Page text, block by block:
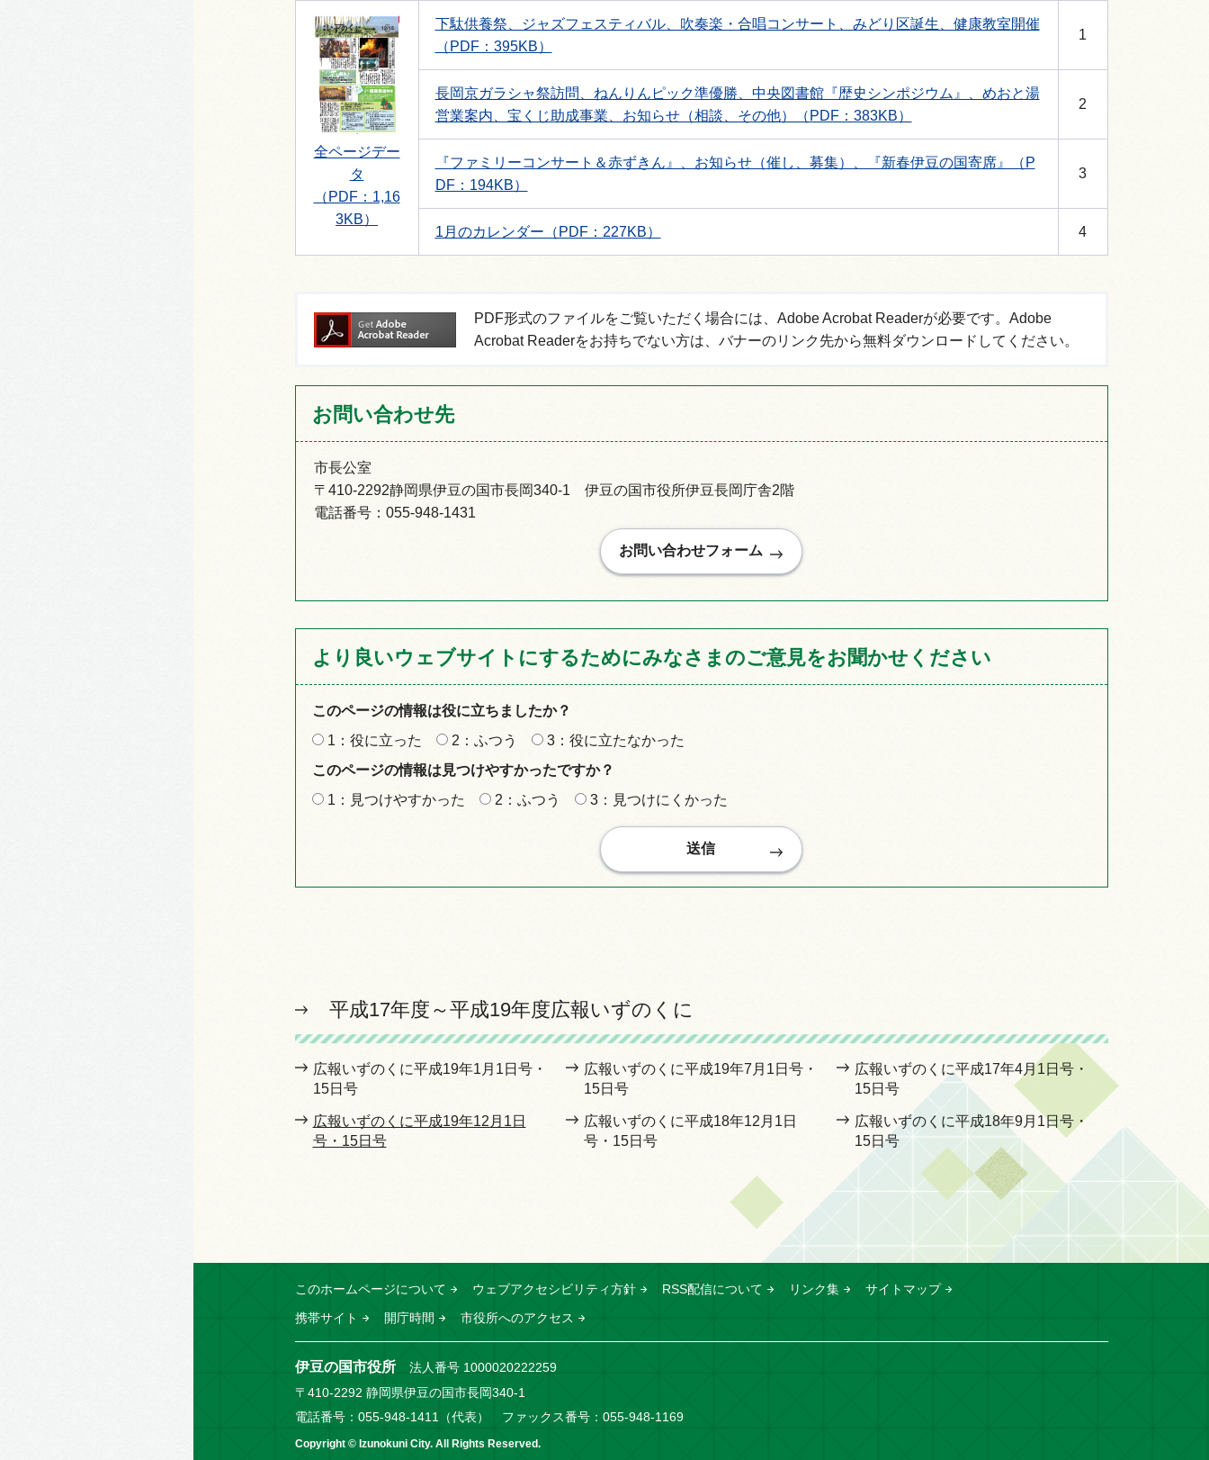
全ページデー
タ
（PDF：1,16
3KB）
下駄供養祭、ジャズフェスティバル、吹奏楽・合唱コンサート、みどり区誕生、健康教室開催
（PDF：395KB）
1
長岡京ガラシャ祭訪問、ねんりんピック準優勝、中央図書館『歴史シンポジウム』、めおと湯
営業案内、宝くじ助成事業、お知らせ（相談、その他）（PDF：383KB）
2
『ファミリーコンサート＆赤ずきん』、お知らせ（催し、募集）、『新春伊豆の国寄席』（P
DF：194KB）
3
1月のカレンダー（PDF：227KB） 4
PDF形式のファイルをご覧いただく場合には、Adobe Acrobat Readerが必要です。Adobe
Acrobat Readerをお持ちでない方は、バナーのリンク先から無料ダウンロードしてください。
お問い合わせ先
市長公室
〒410-2292静岡県伊豆の国市長岡340-1 伊豆の国市役所伊豆長岡庁舎2階
電話番号：055-948-1431
より良いウェブサイトにするためにみなさまのご意見をお聞かせください
このページの情報は役に立ちましたか？
1：役に立った
2：ふつう
3：役に立たなかった
このページの情報は見つけやすかったですか？
1：見つけやすかった
2：ふつう 3：見つけにくかった
平成17年度～平成19年度広報いずのくに
広報いずのくに平成19年1月1日号・
15日号
広報いずのくに平成19年7月1日号・
15日号
広報いずのくに平成17年4月1日号・
15日号
広報いずのくに平成19年12月1日
号・15日号
広報いずのくに平成18年12月1日
号・15日号
広報いずのくに平成18年9月1日号・
15日号
このホームページについて ウェブアクセシビリティ方針 RSS配信について リンク集
サイトマップ
携帯サイト
開庁時間 市役所へのアクセス
伊豆の国市役所
法人番号 1000020222259
〒410-2292 静岡県伊豆の国市長岡340-1
電話番号：055-948-1411（代表）
ファックス番号：055-948-1169
Copyright © Izunokuni City. All Rights Reserved.